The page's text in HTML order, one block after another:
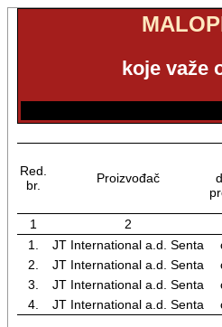
koje važe
Red.
br.
Proizvođač
1 2
1.
JT International a.d. Senta
2.
JT International a.d. Senta
3.
JT International a.d. Senta
4.
JT International a.d. Senta